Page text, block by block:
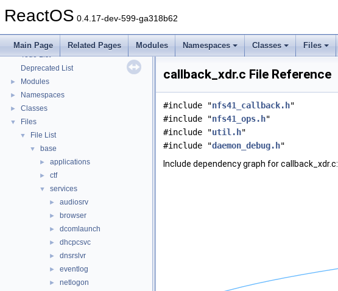
ReactOS 0.4.17-dev-599-ga318b62
Main Page Related Pages Modules Namespaces Classes Files
Implementation Notes
►
General Information
Todo List
Deprecated List
► Modules
► Namespaces
► Classes
▼ Files
▼ File List
▼ base
► applications
► ctf
▼ services
► audiosrv
► browser
► dcomlaunch
► dhcpcsvc
► dnsrslvr
► eventlog
► netlogon
callback_xdr.c File Reference
#include "nfs41_callback.h"
#include "nfs41_ops.h"
#include "util.h"
#include "daemon_debug.h"
Include dependency graph for callback_xdr.c: